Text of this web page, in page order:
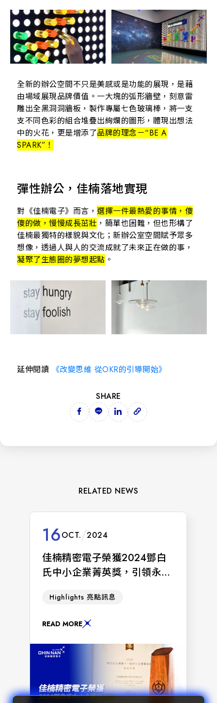
全新的辦公空間不只是美感或是功能的展現，是藉
由場域展現品牌價值。一大塊的弧形牆壁，刻意雷
雕出全黑洞洞牆板，製作專屬七色玻璃棒，將一支
支不同色彩的組合堆疊出絢爛的圖形，體現出想法
中的火花，更是增添了品牌的理念－“BE A
SPARK”！
彈性辦公，佳楠落地實現
對《佳楠電子》而言， 選擇一件最熱愛的事情，傻
傻的做，慢慢成長茁壯 ，簡單也困難，但也形構了
佳楠最獨特的樣貌與文化；新辦公室空間賦予眾多
想像，透過人與人的交流成就了未來正在做的事，
凝聚了生態圈的夢想起點 。
延伸閱讀 《改變思維 從OKR的引導開始》
SHARE
RELATED NEWS
16OCT. 2024
佳楠精密電子榮獲2024鄧白
氏中小企業菁英獎，引領永續
佳楠精密電子（CHIN NAN）以卓越
從台灣逾170萬家中小企業中脫穎而
出，連續兩年榮獲2024鄧白氏
TOP1000菁英獎。這項殊榮不僅表彰
了在商業上的傑出表現，更肯定了永
續決策和綠色創新方面的堅定理念，
引領精密連接器生態圈邁向更具永續
性的未來。
Highlights 亮點訊息
READ MORE